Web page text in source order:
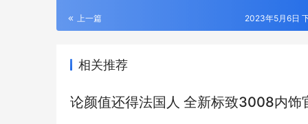
上一篇 2023年5月6日
相关推荐
论颜值还得法国人 全新标致3008内饰